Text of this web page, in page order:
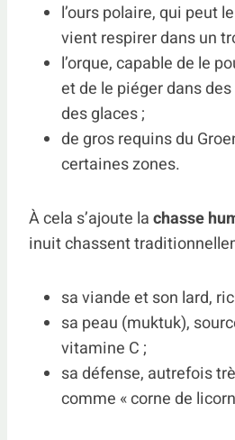
l’ours polaire, qui peut
vient respirer dans un
l’orque, capable de le
et de le piéger dans
des glaces ;
de gros requins du
certaines zones.
À cela s’ajoute lachasse
inuit chassent
sa viande et son lard,
sa peau (muktuk),
vitamine C ;
sa défense, autrefois
comme « corne de